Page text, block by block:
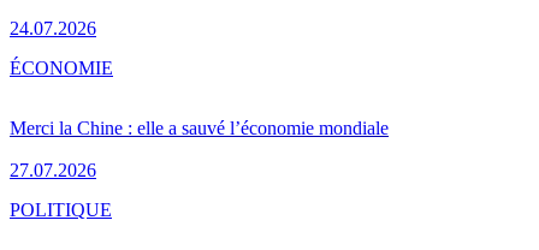
24.07.2026
Merci la Chine : elle a sauvé l’économie mondiale
27.07.2026
ÉCONOMIE
POLITIQUE